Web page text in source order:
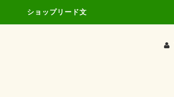
ショップリード文